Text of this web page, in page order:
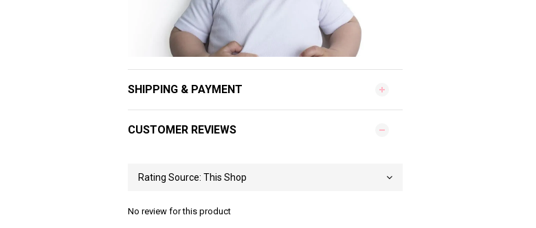
SHIPPING & PAYMENT
CUSTOMER REVIEWS
No review for this product